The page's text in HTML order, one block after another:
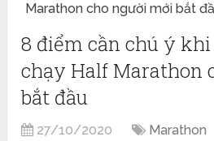
Marathon cho người mới bắt
8 điểm cần chú ý
chạy Half Marathon
bắt đầu
27/10/2020 Marathon